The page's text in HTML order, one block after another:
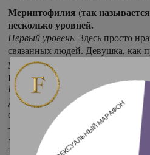
Меринтофилия (так
несколько уровней.
Первый уровень. Здесь просто
связанных людей. Девушка, как
увиденного, но сама очень
рекомендует
Второй уровень
. Нравится
Девушка получает настоящее
ограничены движения и связаны
—
Фрау-М рекомендует
мягких предметов. Галстуки или
Третий уровень.